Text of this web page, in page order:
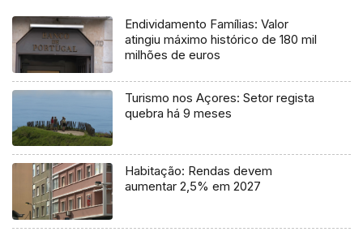
Endividamento Famílias: Valor
atingiu máximo histórico de 180 mil
milhões de euros
Turismo nos Açores: Setor regista
quebra há 9 meses
Habitação: Rendas devem
aumentar 2,5% em 2027